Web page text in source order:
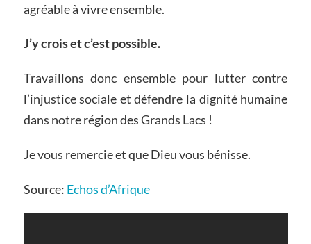
agréable à vivre ensemble.
J’y crois et c’est possible.
Travaillons donc ensemble pour lutter contre
l’injustice sociale et défendre la dignité humaine
dans notre région des Grands Lacs !
Je vous remercie et que Dieu vous bénisse.
Source: Echos d’Afrique